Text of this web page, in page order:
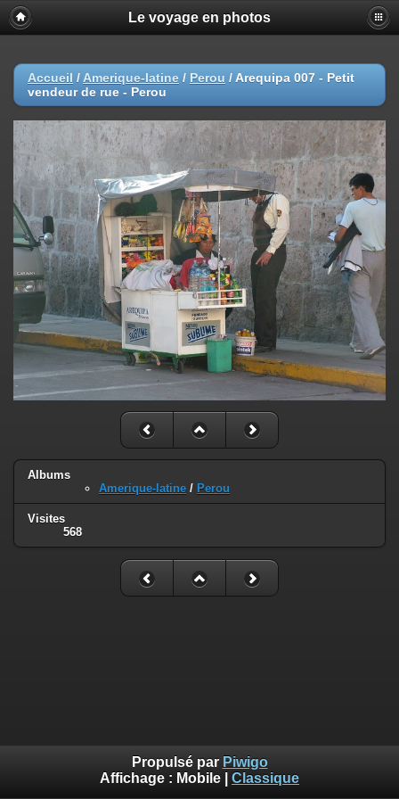
Le voyage en photos
Accueil / Amerique-latine / Perou / Arequipa 007 - Petit
vendeur de rue - Perou
Albums
Amerique-latine / Perou
Visites
568
Propulsé par Piwigo
Affichage : Mobile Classique